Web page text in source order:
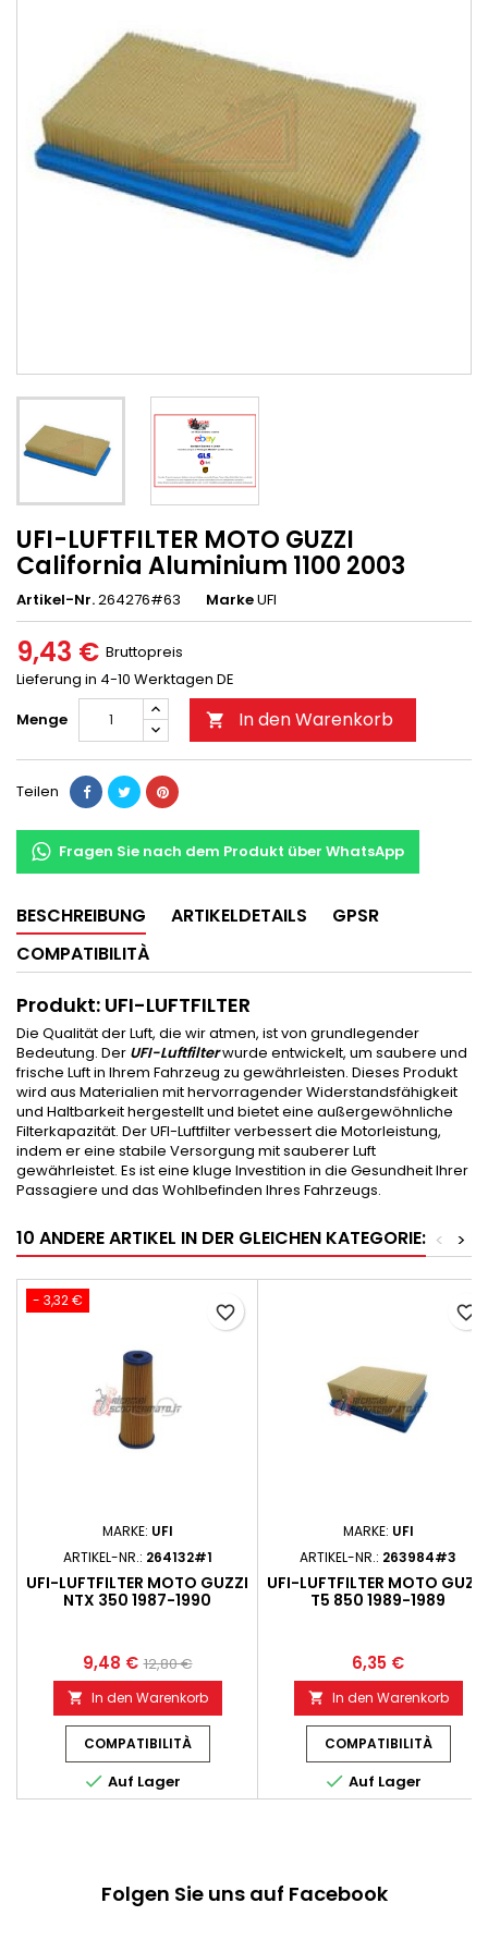
UFI-LUFTFILTER MOTO GUZZI
California Aluminium 1100 2003
Artikel-Nr.264276#63 MarkeUFI
9,43 € Bruttopreis
Lieferung in 4-10 Werktagen DE
Menge
 In den Warenkorb
Teilen
Fragen Sie nach dem Produkt über WhatsApp
BESCHREIBUNG ARTIKELDETAILS
GPSR
COMPATIBILITÀ
Produkt: UFI-LUFTFILTER
Die Qualität der Luft, die wir atmen, ist von grundlegender
Bedeutung. Der UFI-Luftfilterwurde entwickelt, um saubere und
frische Luft in Ihrem Fahrzeug zu gewährleisten. Dieses Produkt
wird aus Materialien mit hervorragender Widerstandsfähigkeit
und Haltbarkeit hergestellt und bietet eine außergewöhnliche
Filterkapazität. Der UFI-Luftfilter verbessert die Motorleistung,
indem er eine stabile Versorgung mit sauberer Luft
gewährleistet. Es ist eine kluge Investition in die Gesundheit Ihrer
Passagiere und das Wohlbefinden Ihres Fahrzeugs.
10 ANDERE ARTIKEL IN DER GLEICHEN KATEGORIE: >
<
- 3,32 €
MARKE: UFI
ARTIKEL-NR.: 264132#1
UFI-LUFTFILTER MOTO GUZZI
NTX 350 1987-1990
9,48 € 12,80 €
 In den Warenkorb
COMPATIBILITÀ
 Auf Lager
favorite_border
MARKE: UFI
ARTIKEL-NR.: 263984#3
UFI-LUFTFILTER MOTO GUZZI
T5 850 1989-1989
6,35 €
 In den Warenkorb
COMPATIBILITÀ
 Auf Lager
favorite_border
Folgen Sie uns auf Facebook